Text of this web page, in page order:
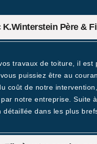
Père &
travaux de toiture, il
puissiez être au
coût de notre
notre entreprise. Suite
dans les plus